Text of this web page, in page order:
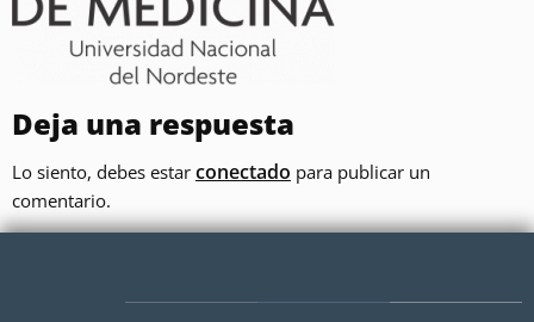
Deja una respuesta
Lo siento, debes estar conectado para publicar un
comentario.